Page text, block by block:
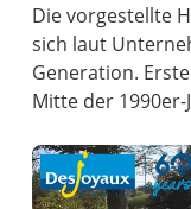
Die vorgestellte
sich laut
Generation.
Mitte der 1990er-